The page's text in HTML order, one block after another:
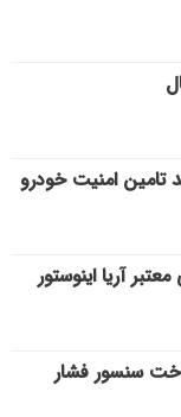
امنیت خودرو
آریا اینوستور
سنسور فشار